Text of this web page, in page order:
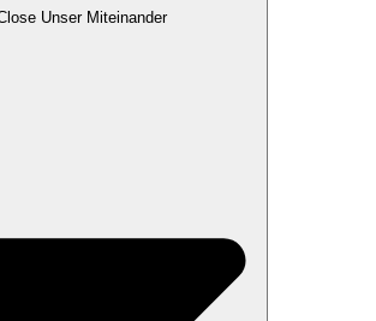
Unser Miteinander